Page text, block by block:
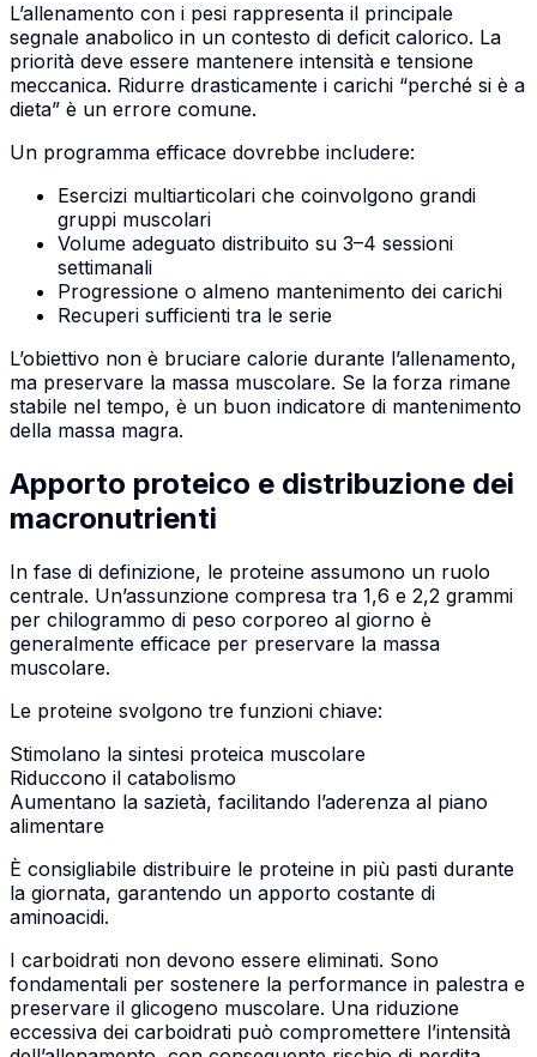
L’allenamento con i pesi rappresenta il principale
segnale anabolico in un contesto di deficit calorico. La
priorità deve essere mantenere intensità e tensione
meccanica. Ridurre drasticamente i carichi “perché si è a
dieta” è un errore comune.
Un programma efficace dovrebbe includere:
Esercizi multiarticolari che coinvolgono grandi
gruppi muscolari
Volume adeguato distribuito su 3–4 sessioni
settimanali
Progressione o almeno mantenimento dei carichi
Recuperi sufficienti tra le serie
L’obiettivo non è bruciare calorie durante l’allenamento,
ma preservare la massa muscolare. Se la forza rimane
stabile nel tempo, è un buon indicatore di mantenimento
della massa magra.
Apporto proteico e distribuzione dei
macronutrienti
In fase di definizione, le proteine assumono un ruolo
centrale. Un’assunzione compresa tra 1,6 e 2,2 grammi
per chilogrammo di peso corporeo al giorno è
generalmente efficace per preservare la massa
muscolare.
Le proteine svolgono tre funzioni chiave:
Stimolano la sintesi proteica muscolare
Riduccono il catabolismo
Aumentano la sazietà, facilitando l’aderenza al piano
alimentare
È consigliabile distribuire le proteine in più pasti durante
la giornata, garantendo un apporto costante di
aminoacidi.
I carboidrati non devono essere eliminati. Sono
fondamentali per sostenere la performance in palestra e
preservare il glicogeno muscolare. Una riduzione
eccessiva dei carboidrati può compromettere l’intensità